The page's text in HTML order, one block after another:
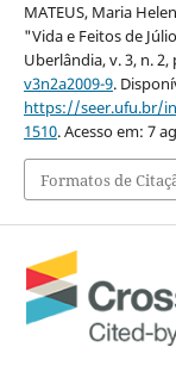
MATEUS, Maria
"Vida e Feitos de
Uberlândia, v. 3, n. 2,
v3n2a2009-9.
https://seer.ufu.br/
1510. Acesso em: 7
Formatos de